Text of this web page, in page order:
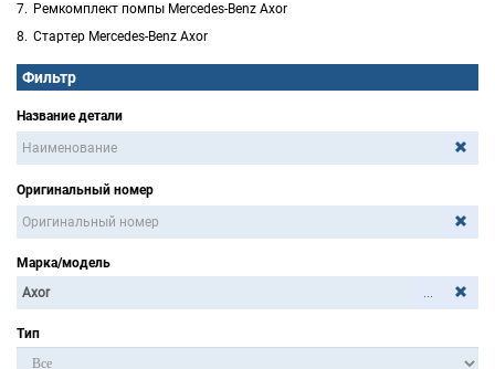
Ремкомплект помпы Mercedes-Benz Axor
Стартер Mercedes-Benz Axor
Фильтр
Название детали
Оригинальный номер
Марка/модель
...
Тип